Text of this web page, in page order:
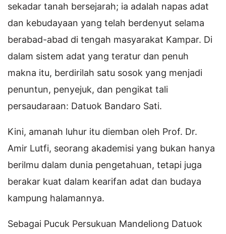
sekadar tanah bersejarah; ia adalah napas adat
dan kebudayaan yang telah berdenyut selama
berabad-abad di tengah masyarakat Kampar. Di
dalam sistem adat yang teratur dan penuh
makna itu, berdirilah satu sosok yang menjadi
penuntun, penyejuk, dan pengikat tali
persaudaraan: Datuok Bandaro Sati.
Kini, amanah luhur itu diemban oleh Prof. Dr.
Amir Lutfi, seorang akademisi yang bukan hanya
berilmu dalam dunia pengetahuan, tetapi juga
berakar kuat dalam kearifan adat dan budaya
kampung halamannya.
Sebagai Pucuk Persukuan Mandeliong Datuok